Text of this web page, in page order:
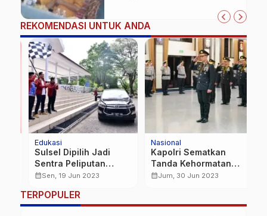
REKOMENDASI UNTUK ANDA
Edukasi
Sulsel Dipilih Jadi
Sentra Peliputan
Jelajah Investasi
Surga Investasi
Sen, 19 Jun 2023
Nasional
Kapolri Sematkan
Tanda Kehormatan
Bintang Bhayangkara
Jum, 30 Jun 2023
…
TERPOPULER